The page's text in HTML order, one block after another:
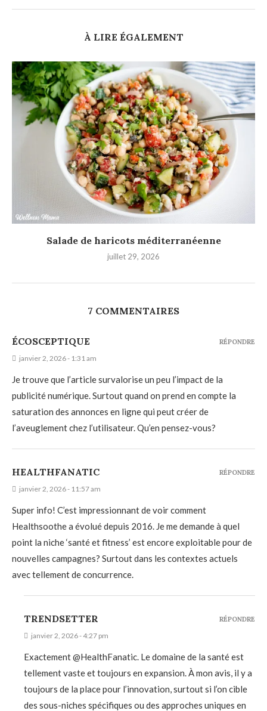
À LIRE ÉGALEMENT
Salade de haricots méditerranéenne
juillet 29, 2026
7 COMMENTAIRES
ÉCOSCEPTIQUE
janvier 2, 2026 - 1:31 am
Je trouve que l’article survalorise un peu l’impact de la
publicité numérique. Surtout quand on prend en compte la
saturation des annonces en ligne qui peut créer de
l’aveuglement chez l’utilisateur. Qu’en pensez-vous?
RÉPONDRE
HEALTHFANATIC
janvier 2, 2026 - 11:57 am
Super info! C’est impressionnant de voir comment
Healthsoothe a évolué depuis 2016. Je me demande à quel
point la niche ‘santé et fitness’ est encore exploitable pour de
nouvelles campagnes? Surtout dans les contextes actuels
avec tellement de concurrence.
RÉPONDRE
TRENDSETTER
janvier 2, 2026 - 4:27 pm
Exactement @HealthFanatic. Le domaine de la santé est
tellement vaste et toujours en expansion. À mon avis, il y a
toujours de la place pour l’innovation, surtout si l’on cible
des sous-niches spécifiques ou des approches uniques en
RÉPONDRE